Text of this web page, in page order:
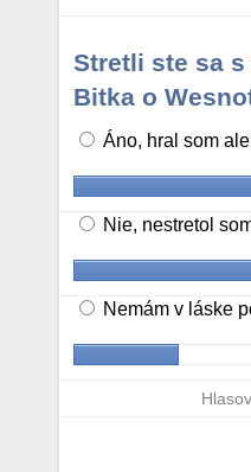
Stretli ste sa
Bitka o
Áno, hral som
Nie, nestretol
Nemám v láske